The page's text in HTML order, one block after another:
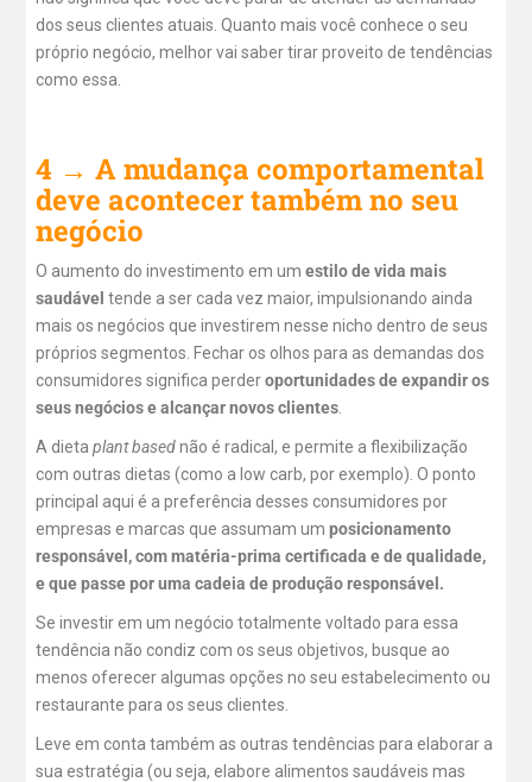
dos seus clientes atuais. Quanto mais você conhece o seu
próprio negócio, melhor vai saber tirar proveito de tendências
como essa.
4 → A mudança comportamental
deve acontecer também no seu
negócio
O aumento do investimento em umestilo de vida mais
saudáveltende a ser cada vez maior, impulsionando ainda
mais os negócios que investirem nesse nicho dentro de seus
próprios segmentos. Fechar os olhos para as demandas dos
consumidores significa perderoportunidades de expandir os
seus negócios e alcançar novos clientes
A dietaplant basednão é radical, e permite a flexibilização
com outras dietas (como a low carb, por exemplo). O ponto
principal aqui é a preferência desses consumidores por
empresas e marcas que assumam umposicionamento
responsável, com matéria-prima certificada e de qualidade,
e que passe por uma cadeia de produção responsável.
Se investir em um negócio totalmente voltado para essa
tendência não condiz com os seus objetivos, busque ao
menos oferecer algumas opções no seu estabelecimento ou
restaurante para os seus clientes.
Leve em conta também as outras tendências para elaborar a
sua estratégia (ou seja, elabore alimentos saudáveis mas